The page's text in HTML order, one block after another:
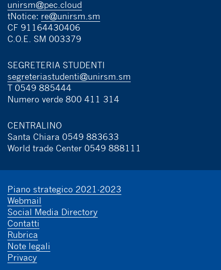
unirsm@pec.cloud
tNotice: re@unirsm.sm
CF 91164430406
C.O.E. SM 003379
SEGRETERIA STUDENTI
segreteriastudenti@unirsm.sm
T 0549 885444
Numero verde 800 411 314
CENTRALINO
Santa Chiara 0549 883633
World trade Center 0549 888111
Piano strategico 2021-2023
Webmail
Social Media Directory
Contatti
Rubrica
Note legali
Privacy